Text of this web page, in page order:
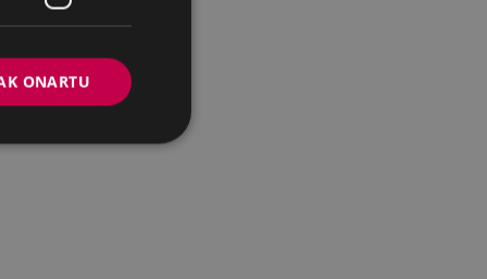
ONARTU